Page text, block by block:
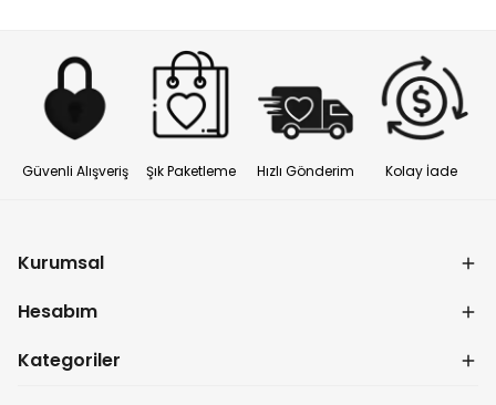
Güvenli Alışveriş Şık Paketleme Hızlı Gönderim Kolay İade
Kurumsal
Hesabım
Kategoriler